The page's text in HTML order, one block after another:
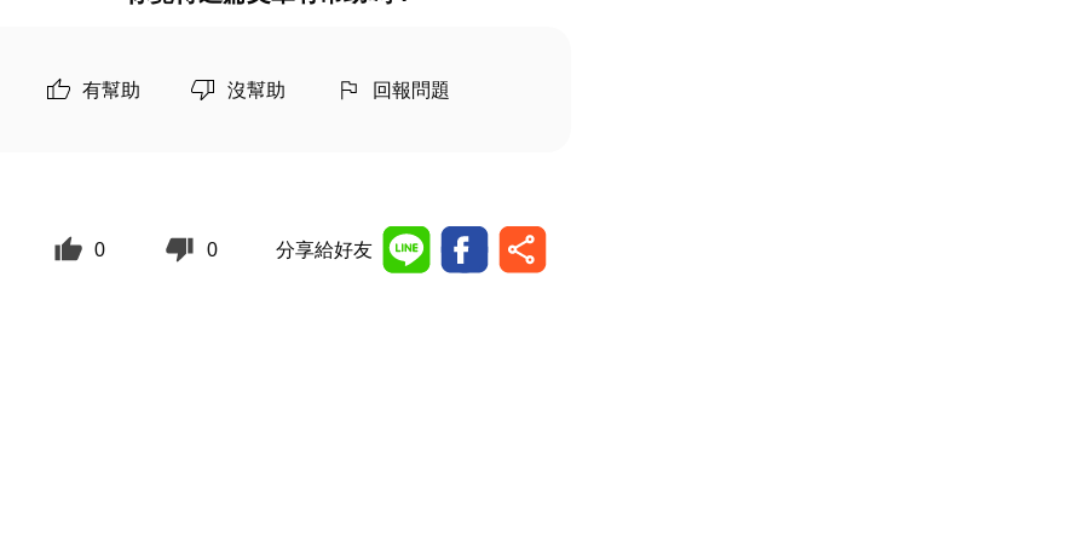
有幫助 沒幫助 回報問題
0 0 分享給好友